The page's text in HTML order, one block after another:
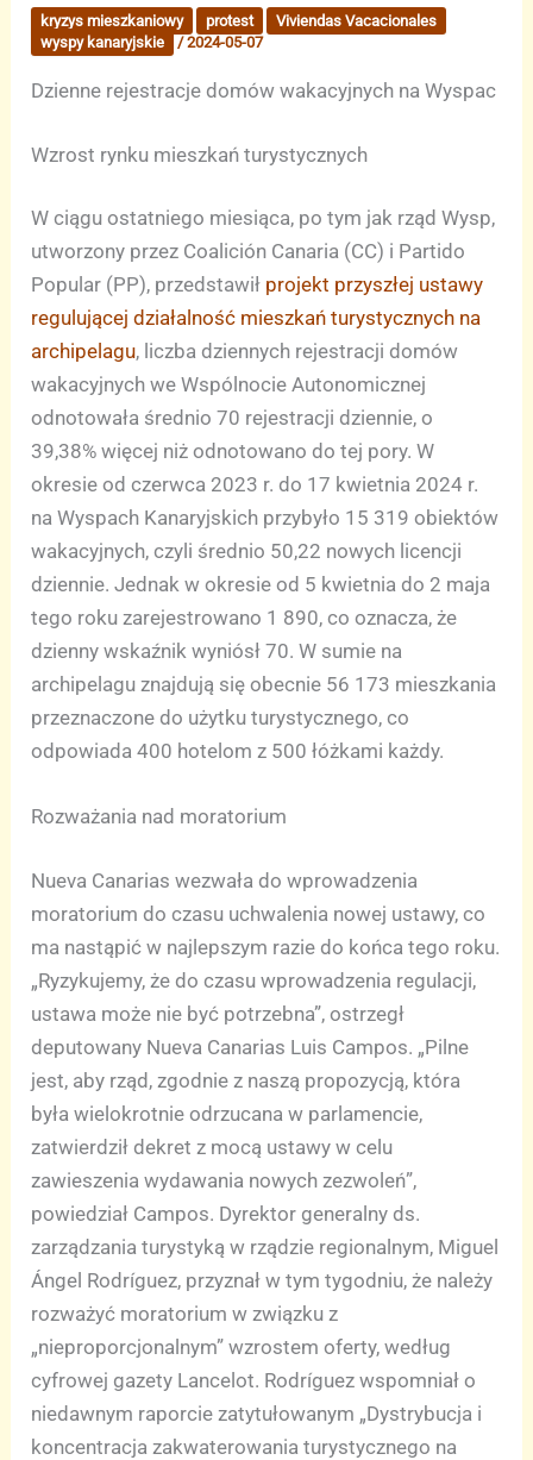
kryzys mieszkaniowy protest
Viviendas Vacacionales
wyspy kanaryjskie
/2024-05-07
Dzienne rejestracje domów wakacyjnych na Wyspac
Wzrost rynku mieszkań turystycznych
W ciągu ostatniego miesiąca, po tym jak rząd Wysp,
utworzony przez Coalición Canaria (CC) i Partido
Popular (PP), przedstawił projekt przyszłej ustawy
regulującej działalność mieszkań turystycznych na
archipelagu, liczba dziennych rejestracji domów
wakacyjnych we Wspólnocie Autonomicznej
odnotowała średnio 70 rejestracji dziennie, o
39,38% więcej niż odnotowano do tej pory. W
okresie od czerwca 2023 r. do 17 kwietnia 2024 r.
na Wyspach Kanaryjskich przybyło 15 319 obiektów
wakacyjnych, czyli średnio 50,22 nowych licencji
dziennie. Jednak w okresie od 5 kwietnia do 2 maja
tego roku zarejestrowano 1 890, co oznacza, że
dzienny wskaźnik wyniósł 70. W sumie na
archipelagu znajdują się obecnie 56 173 mieszkania
przeznaczone do użytku turystycznego, co
odpowiada 400 hotelom z 500 łóżkami każdy.
Rozważania nad moratorium
Nueva Canarias wezwała do wprowadzenia
moratorium do czasu uchwalenia nowej ustawy, co
ma nastąpić w najlepszym razie do końca tego roku.
„Ryzykujemy, że do czasu wprowadzenia regulacji,
ustawa może nie być potrzebna”, ostrzegł
deputowany Nueva Canarias Luis Campos. „Pilne
jest, aby rząd, zgodnie z naszą propozycją, która
była wielokrotnie odrzucana w parlamencie,
zatwierdził dekret z mocą ustawy w celu
zawieszenia wydawania nowych zezwoleń”,
powiedział Campos. Dyrektor generalny ds.
zarządzania turystyką w rządzie regionalnym, Miguel
Ángel Rodríguez, przyznał w tym tygodniu, że należy
rozważyć moratorium w związku z
„nieproporcjonalnym” wzrostem oferty, według
cyfrowej gazety Lancelot. Rodríguez wspomniał o
niedawnym raporcie zatytułowanym „Dystrybucja i
koncentracja zakwaterowania turystycznego na